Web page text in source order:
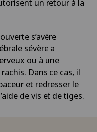
un retour à la
s’avère
sévère a
ou à une
Dans ce cas, il
et redresser le
de vis et de tiges.